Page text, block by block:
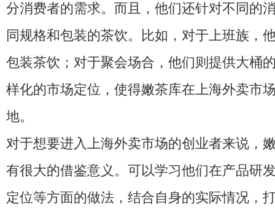
分消费者的需求。而且，他们还针对不同的
同规格和包装的茶饮。比如，对于上班族，
包装茶饮；对于聚会场合，他们则提供大桶
样化的市场定位，使得嫩茶库在上海外卖市
地。
对于想要进入上海外卖市场的创业者来说，
有很大的借鉴意义。可以学习他们在产品研
定位等方面的做法，结合自身的实际情况，